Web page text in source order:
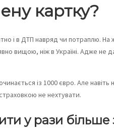
картку?
і в ДТП навряд чи потраплю.
вищою, ніж в Україні. Адже
із 1000 євро. Але
не нехтувати.
у рази більше